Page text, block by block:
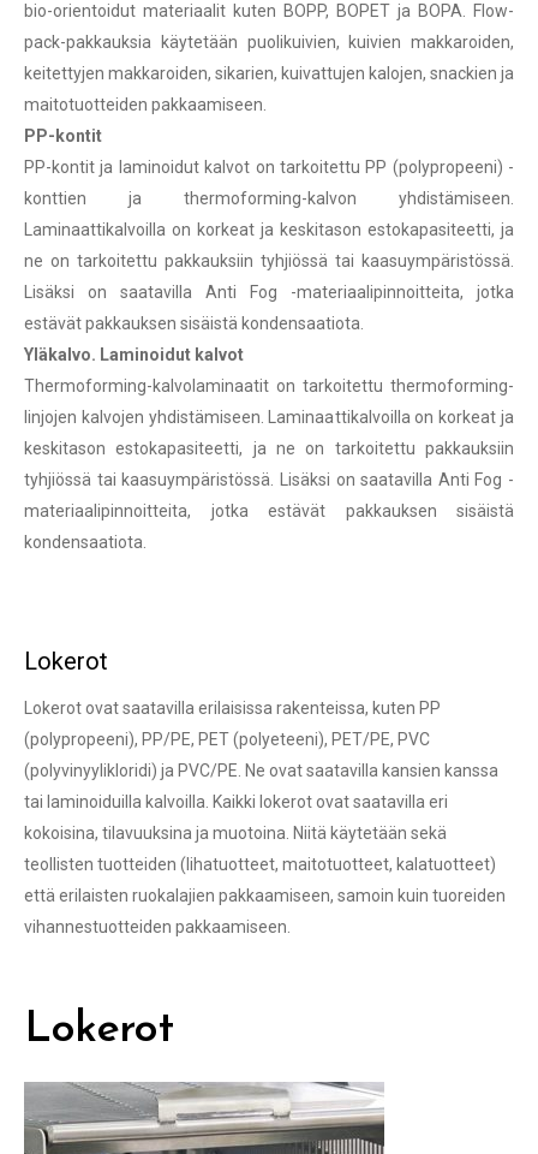
bio-orientoidut materiaalit kuten BOPP, BOPET ja BOPA. Flow-
pack-pakkauksia käytetään puolikuivien, kuivien makkaroiden,
keitettyjen makkaroiden, sikarien, kuivattujen kalojen, snackien ja
maitotuotteiden pakkaamiseen.
PP-kontit
PP-kontit ja laminoidut kalvot on tarkoitettu PP (polypropeeni) -
konttien ja thermoforming-kalvon yhdistämiseen.
Laminaattikalvoilla on korkeat ja keskitason estokapasiteetti, ja
ne on tarkoitettu pakkauksiin tyhjiössä tai kaasuympäristössä.
Lisäksi on saatavilla Anti Fog -materiaalipinnoitteita, jotka
estävät pakkauksen sisäistä kondensaatiota.
Yläkalvo. Laminoidut kalvot
Thermoforming-kalvolaminaatit on tarkoitettu thermoforming-
linjojen kalvojen yhdistämiseen. Laminaattikalvoilla on korkeat ja
keskitason estokapasiteetti, ja ne on tarkoitettu pakkauksiin
tyhjiössä tai kaasuympäristössä. Lisäksi on saatavilla Anti Fog -
materiaalipinnoitteita, jotka estävät pakkauksen sisäistä
kondensaatiota.
Lokerot
Lokerot ovat saatavilla erilaisissa rakenteissa, kuten PP
(polypropeeni), PP/PE, PET (polyeteeni), PET/PE, PVC
(polyvinyylikloridi) ja PVC/PE. Ne ovat saatavilla kansien kanssa
tai laminoiduilla kalvoilla. Kaikki lokerot ovat saatavilla eri
kokoisina, tilavuuksina ja muotoina. Niitä käytetään sekä
teollisten tuotteiden (lihatuotteet, maitotuotteet, kalatuotteet)
että erilaisten ruokalajien pakkaamiseen, samoin kuin tuoreiden
vihannestuotteiden pakkaamiseen.
Lokerot